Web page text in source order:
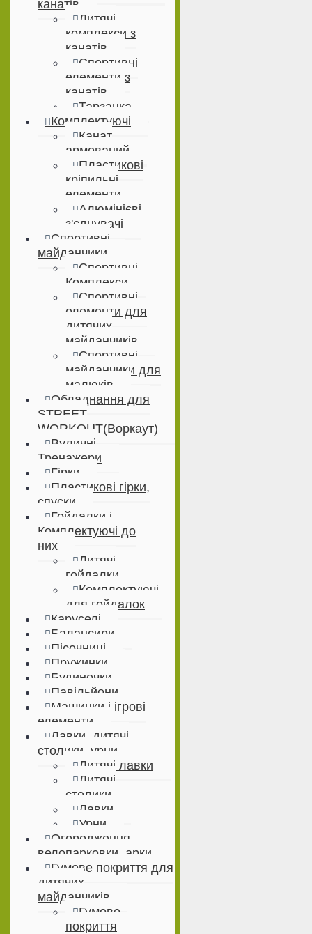
канатів
Дитячі
комплекси з
канатів
Спортивні
елементи з
канатів
Тарзанка
Комплектуючі
Канат
армований
Пластикові
кріпильні
елементи
Алюмінієві
з'єднувачі
Спортивні
майданчики
Спортивні
Комплекси
Спортивні
елементи для
дитячих
майданчиків
Спортивні
майданчики для
малюків
Обладнання для
STREET
WORKOUT(Воркаут)
Вуличні
Тренажери
Гірки
Пластикові гірки,
спуски
Гойдалки і
Комплектуючі до
них
Дитячі
гойдалки
Комплектуючі
для гойдалок
Каруселі
Балансири
Пісочниці
Пружинки
Будиночки
Павільйони
Машинки і ігрові
елементи
Лавки, дитячі
столики, урни
Дитячі лавки
Дитячі
столики
Лавки
Урни
Огородження,
велопарковки, арки
Гумове покриття для
дитячих
майданчиків
Гумове
покриття